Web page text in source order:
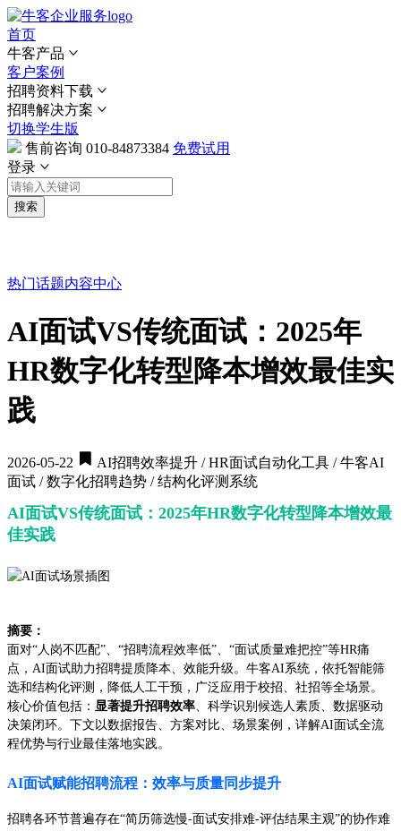
首页
牛客产品
客户案例
招聘资料下载
招聘解决方案
切换学生版
售前咨询 010-84873384 免费试用
登录
搜索
热门话题内容中心
AI面试VS传统面试：2025年
HR数字化转型降本增效最佳实
践
2026-05-22
AI招聘效率提升 / HR面试自动化工具 / 牛客AI
面试 / 数字化招聘趋势 / 结构化评测系统
AI面试VS传统面试：2025年HR数字化转型降本增效最
佳实践
摘要：
面对“人岗不匹配”、“招聘流程效率低”、“面试质量难把控”等HR痛
点，AI面试助力招聘提质降本、效能升级。牛客AI系统，依托智能筛
选和结构化评测，降低人工干预，广泛应用于校招、社招等全场景。
核心价值包括： 显著提升招聘效率、科学识别候选人素质、数据驱动
决策闭环。下文以数据报告、方案对比、场景案例，详解AI面试全流
程优势与行业最佳落地实践。
AI面试赋能招聘流程：效率与质量同步提升
招聘各环节普遍存在“简历筛选慢-面试安排难-评估结果主观”的协作难